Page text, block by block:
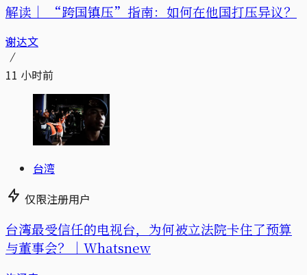
解读｜ “跨国镇压”指南：如何在他国打压异议？
谢达文
11 小时前
台湾
仅限注册用户
台湾最受信任的电视台，为何被立法院卡住了预算
与董事会？｜Whatsnew